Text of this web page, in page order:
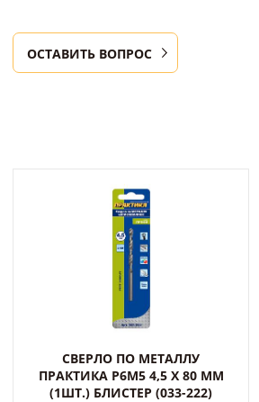
ОСТАВИТЬ ВОПРОС
СВЕРЛО ПО МЕТАЛЛУ
ПРАКТИКА Р6М5 4,5 Х 80 ММ
(1ШТ.) БЛИСТЕР (033-222)